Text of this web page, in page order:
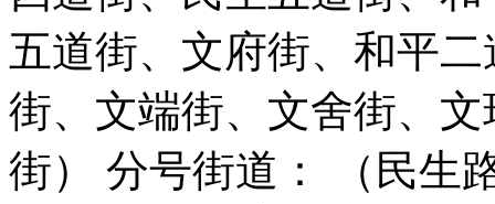
五道街、文府街、和平
街、文端街、文舍街、
街） 分号街道： （民生